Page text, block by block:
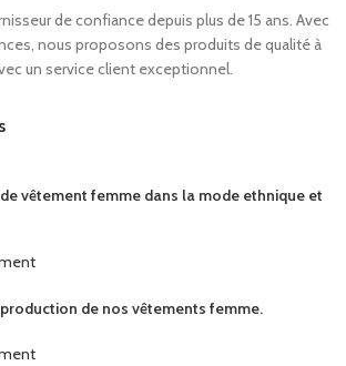
de confiance depuis plus de 15 ans. Avec
nous proposons des produits de qualité à
un service client exceptionnel.
vêtement femme dans la mode ethnique et
de nos vêtements femme.